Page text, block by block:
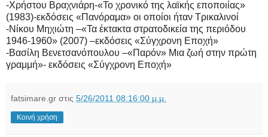
-Χρήστου Βραχνιάρη-«Το χρονικό της λαϊκής εποποιίας»
(1983)-εκδόσεις «Πανόραμα» οι οποίοι ήταν Τρικαλινοί
-Νίκου Μηχιώτη –«Τα έκτακτα στρατοδικεία της περιόδου
1946-1960» (2007) –εκδόσεις «Σύγχρονη Εποχή»
-Βασίλη Βενετσανόπουλου –«Παρόν» Μια ζωή στην πρώτη
γραμμή»- εκδόσεις «Σύγχρονη Εποχή»
fatsimare.gr στις 5/26/2011 08:16:00 μ.μ.
Κοινή χρήση